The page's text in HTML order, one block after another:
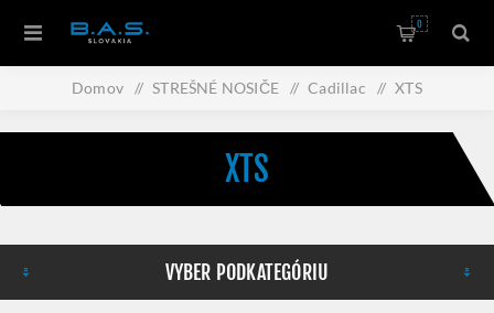
0
Domov / STREŠNÉ NOSIČE / Cadillac / XTS
XTS
VYBER PODKATEGÓRIU